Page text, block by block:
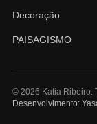
Decoração
PAISAGISMO
© 2026 Katia Ribeiro.
Desenvolvimento: